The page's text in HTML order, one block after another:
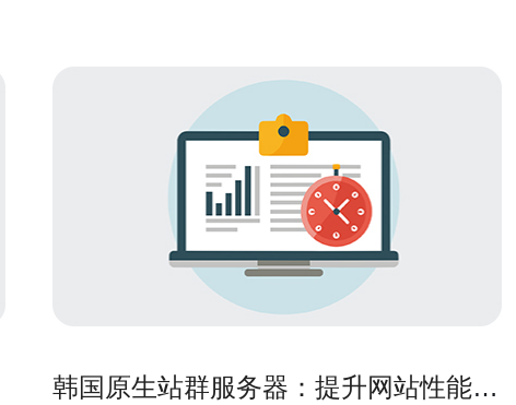
韩国原生站群服务器：提升网站性能的